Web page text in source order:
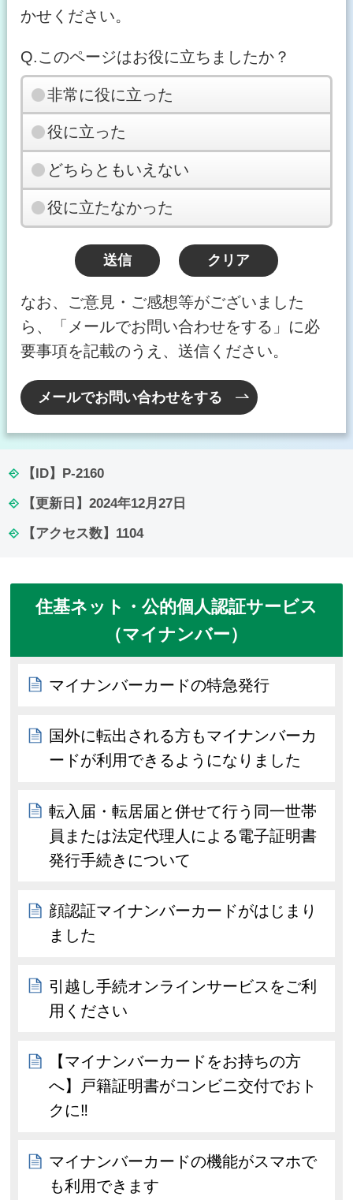
かせください。
Q.このページはお役に立ちましたか？
非常に役に立った
役に立った
どちらともいえない
役に立たなかった
なお、ご意見・ご感想等がございました
ら、「メールでお問い合わせをする」に必
要事項を記載のうえ、送信ください。
メールでお問い合わせをする
【ID】 P-2160
【更新日】 2024年12月27日
【アクセス数】 1104
住基ネット・公的個人認証サービス
（マイナンバー）
マイナンバーカードの特急発行
国外に転出される方もマイナンバーカ
ードが利用できるようになりました
転入届・転居届と併せて行う同一世帯
員または法定代理人による電子証明書
発行手続きについて
顔認証マイナンバーカードがはじまり
ました
引越し手続オンラインサービスをご利
用ください
【マイナンバーカードをお持ちの方
へ】戸籍証明書がコンビニ交付でおト
クに‼
マイナンバーカードの機能がスマホで
も利用できます